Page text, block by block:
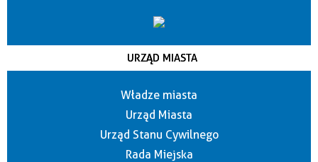
URZĄD MIASTA
Władze miasta
Urząd Miasta
Urząd Stanu Cywilnego
Rada Miejska